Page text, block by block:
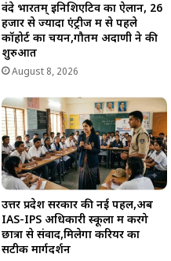
वंदे भारतम् इनिशिएटिव का ऐलान, 26
हजार से ज्यादा एंट्रीज में से पहले
कॉहोर्ट का चयन,गौतम अदाणी ने की
शुरुआत
August 8, 2026
उत्तर प्रदेश सरकार की नई पहल,अब
IAS-IPS अधिकारी स्कूलों में करेंगे
छात्रों से संवाद,मिलेगा करियर का
सटीक मार्गदर्शन